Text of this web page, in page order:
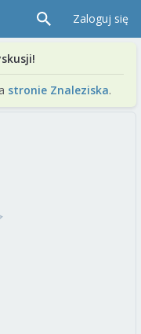
Zaloguj się
stronie Znaleziska.